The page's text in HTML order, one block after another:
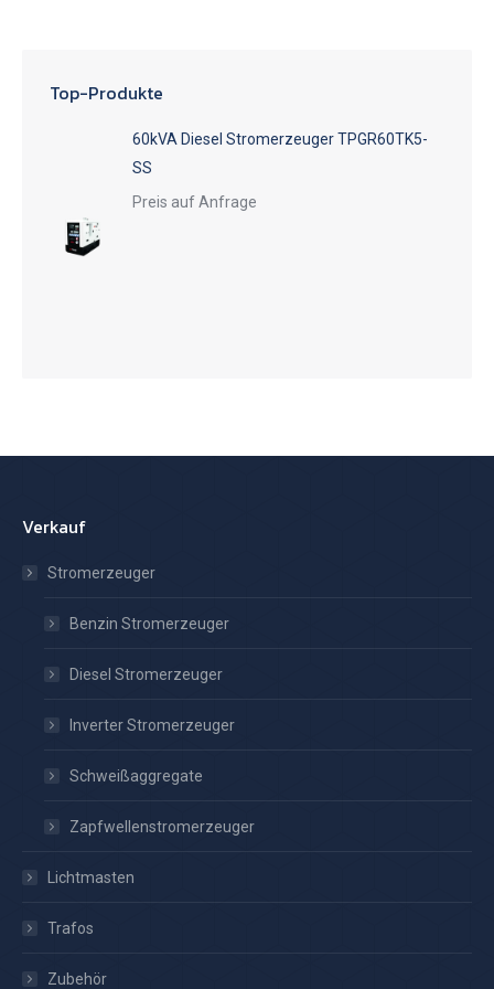
Top-Produkte
60kVA Diesel Stromerzeuger TPGR60TK5-
SS
Preis auf Anfrage
Verkauf
Stromerzeuger
Benzin Stromerzeuger
Diesel Stromerzeuger
Inverter Stromerzeuger
Schweißaggregate
Zapfwellenstromerzeuger
Lichtmasten
Trafos
Zubehör